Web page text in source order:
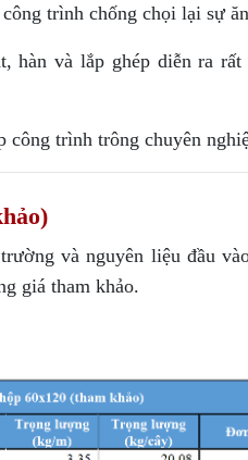
trình chống chọi lại sự
hàn và lắp ghép diễn ra
trình trông chuyên
và nguyên liệu đầu
giá tham khảo.